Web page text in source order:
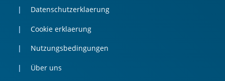
Datenschutzerklaerung
Cookie erklaerung
Nutzungsbedingungen
Über uns